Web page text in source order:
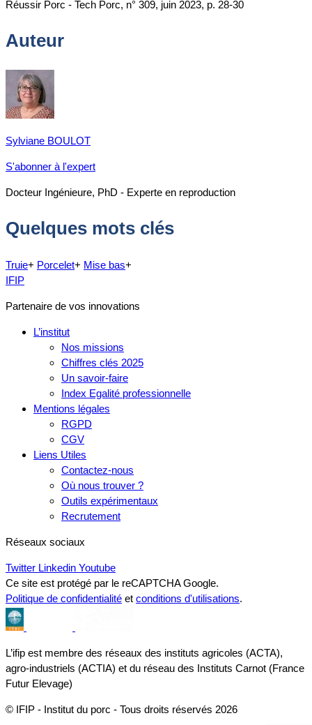
Réussir Porc - Tech Porc, n° 309, juin 2023, p. 28-30
Auteur
Sylviane BOULOT
S'abonner à l'expert
Docteur Ingénieure, PhD - Experte en reproduction
Quelques mots clés
Truie+ Porcelet+ Mise bas+
IFIP
Partenaire de vos innovations
L’institut
Nos missions
Chiffres clés 2025
Un savoir-faire
Index Egalité professionnelle
Mentions légales
RGPD
CGV
Liens Utiles
Contactez-nous
Où nous trouver ?
Outils expérimentaux
Recrutement
Réseaux sociaux
Twitter Linkedin Youtube
Ce site est protégé par le reCAPTCHA Google.
Politique de confidentialité et conditions d'utilisations.
L’ifip est membre des réseaux des instituts agricoles (ACTA),
agro-industriels (ACTIA) et du réseau des Instituts Carnot (France
Futur Elevage)
© IFIP - Institut du porc - Tous droits réservés 2026